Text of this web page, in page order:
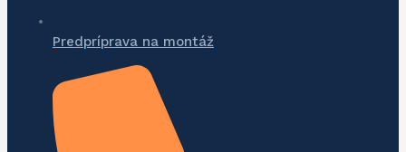
Predpríprava na montáž